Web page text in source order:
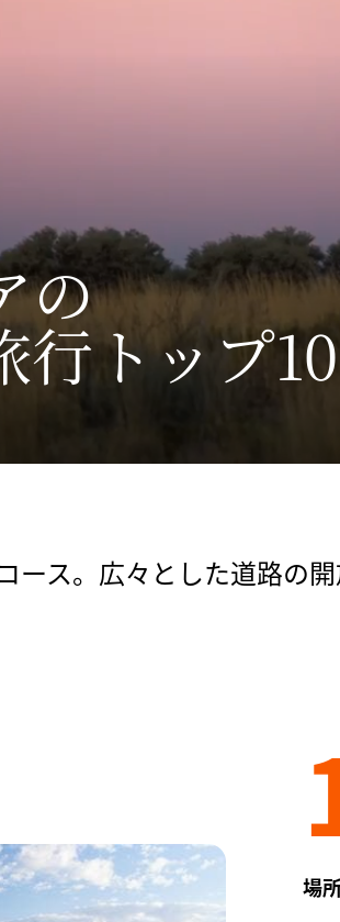
の​
行トップ10
ス。広々とした道路の
場